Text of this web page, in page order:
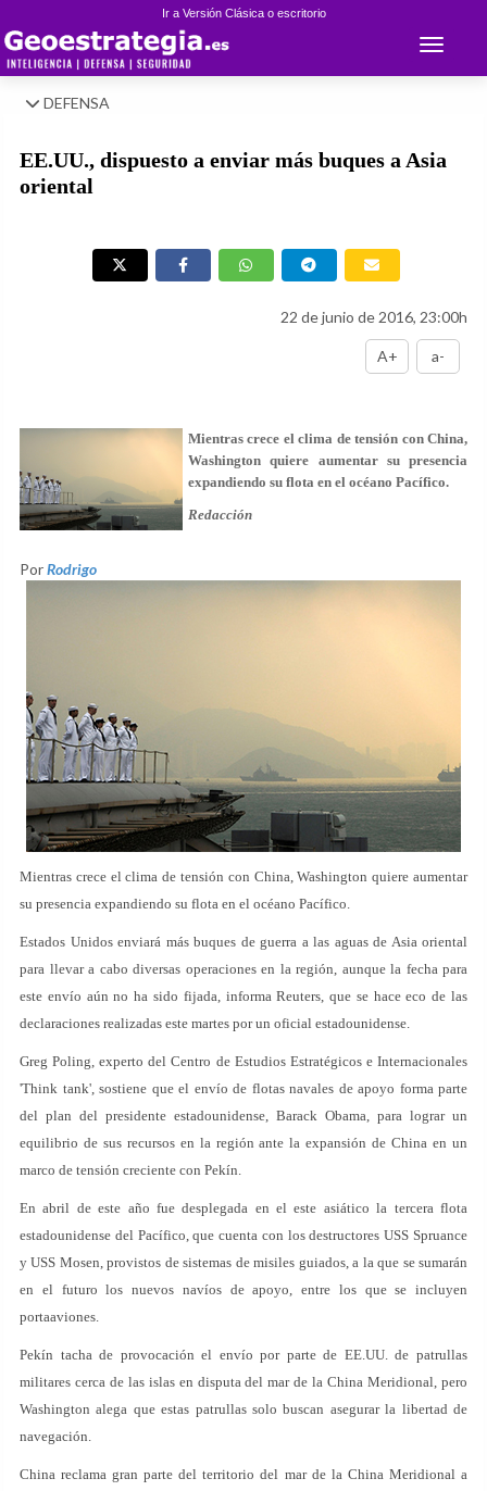
Ir a Versión Clásica o escritorio
Toggle
DEFENSA
EE.UU., dispuesto a enviar más buques a Asia
oriental
22 de junio de 2016, 23:00h
A+ a-
Mientras crece el clima de tensión con China,
Washington quiere aumentar su presencia
expandiendo su flota en el océano Pacífico.
Redacción
PorRodrigo
Mientras crece el clima de tensión con China, Washington quiere aumentar
su presencia expandiendo su flota en el océano Pacífico.
Estados Unidos enviará más buques de guerra a las aguas de Asia oriental
para llevar a cabo diversas operaciones en la región, aunque la fecha para
este envío aún no ha sido fijada, informa Reuters, que se hace eco de las
declaraciones realizadas este martes por un oficial estadounidense.
Greg Poling, experto del Centro de Estudios Estratégicos e Internacionales
'Think tank', sostiene que el envío de flotas navales de apoyo forma parte
del plan del presidente estadounidense, Barack Obama, para lograr un
equilibrio de sus recursos en la región ante la expansión de China en un
marco de tensión creciente con Pekín.
En abril de este año fue desplegada en el este asiático la tercera flota
estadounidense del Pacífico, que cuenta con los destructores USS Spruance
y USS Mosen, provistos de sistemas de misiles guiados, a la que se sumarán
en el futuro los nuevos navíos de apoyo, entre los que se incluyen
portaaviones.
Pekín tacha de provocación el envío por parte de EE.UU. de patrullas
militares cerca de las islas en disputa del mar de la China Meridional, pero
Washington alega que estas patrullas solo buscan asegurar la libertad de
navegación.
China reclama gran parte del territorio del mar de la China Meridional a